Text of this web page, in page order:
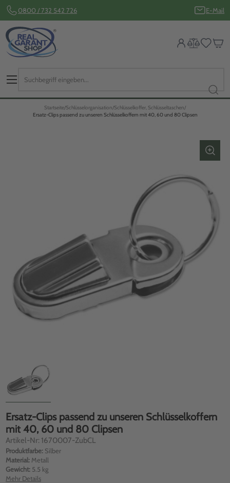
0800 / 732 542 726 E-Mail
Startseite Schlüsselorganisation Schlüsselkoffer, Schlüsseltaschen
Ersatz-Clips passend zu unseren Schlüsselkoffern mit 40, 60 und 80 Clipsen
Ersatz-Clips passend zu unseren Schlüsselkoffern
mit 40, 60 und 80 Clipsen
Artikel-Nr: 1670007-ZubCL
Produktfarbe: Silber
Material: Metall
Gewicht: 5.5 kg
Mehr Details